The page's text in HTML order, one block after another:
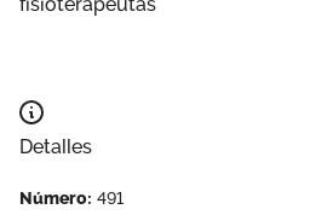
Detalles
Número: 491